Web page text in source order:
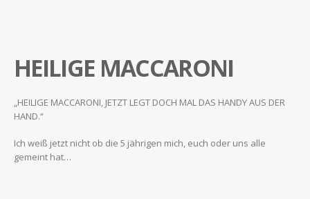
HEILIGE MACCARONI
„HEILIGE MACCARONI, JETZT LEGT DOCH MAL DAS HANDY AUS DER
HAND.“
Ich weiß jetzt nicht ob die 5 jährigen mich, euch oder uns alle
gemeint hat…